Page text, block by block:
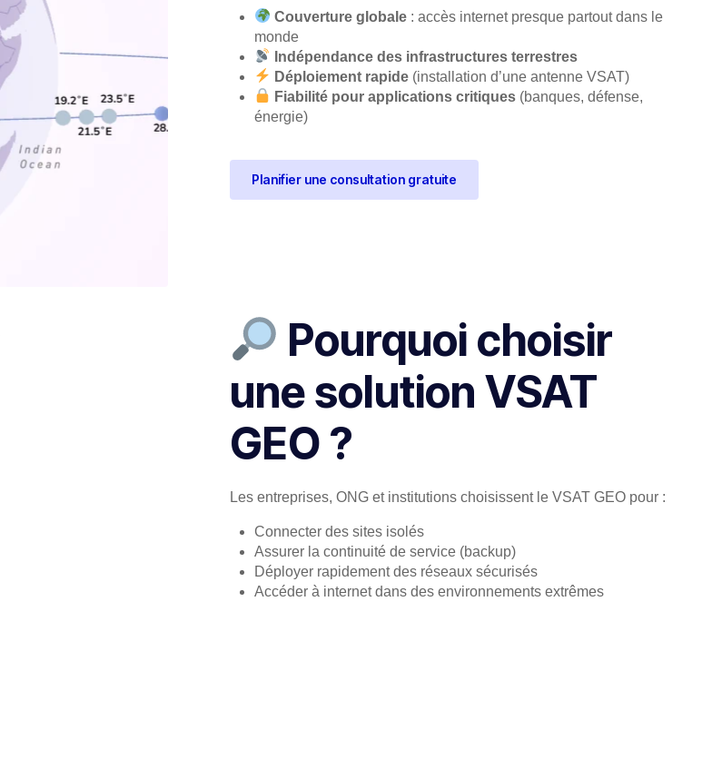
Couverture globale : accès internet presque partout dans le
monde
Indépendance des infrastructures terrestres
Déploiement rapide (installation d’une antenne VSAT)
Fiabilité pour applications critiques (banques, défense,
énergie)
Planifier une consultation gratuite
Pourquoi choisir
une solution VSAT
GEO ?
Les entreprises, ONG et institutions choisissent le VSAT GEO pour :
Connecter des sites isolés
Assurer la continuité de service (backup)
Déployer rapidement des réseaux sécurisés
Accéder à internet dans des environnements extrêmes